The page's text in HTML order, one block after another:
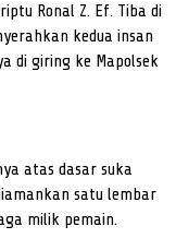
Ronal Z. Ef. Tiba di
kedua insan
di giring ke Mapolsek
atas dasar suka
satu lembar
milik pemain.